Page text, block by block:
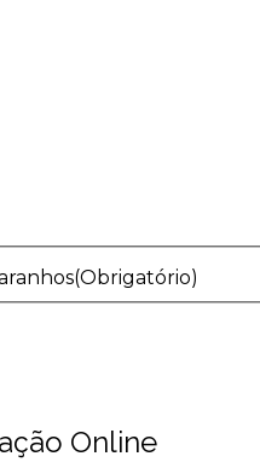
(Obrigatório)
Online